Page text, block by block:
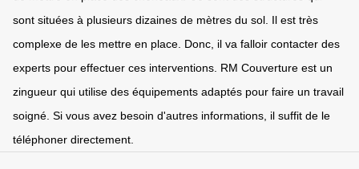
sont situées à plusieurs dizaines de mètres du sol. Il est très
complexe de les mettre en place. Donc, il va falloir contacter des
experts pour effectuer ces interventions. RM Couverture est un
zingueur qui utilise des équipements adaptés pour faire un travail
soigné. Si vous avez besoin d'autres informations, il suffit de le
téléphoner directement.